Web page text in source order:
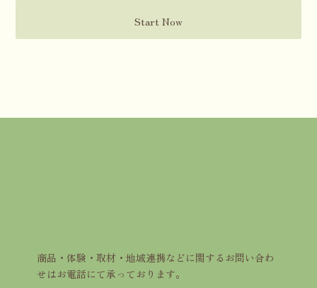
Start Now
商品・体験・取材・地域連携などに関するお問い合わ
せはお電話にて承っております。